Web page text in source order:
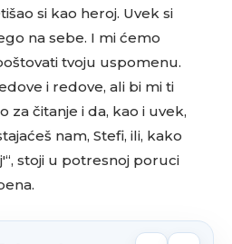
si kao heroj. Uvek si
na sebe. I mi ćemo
tvoju uspomenu.
i redove, ali bi mi ti
čitanje i da, kao i uvek,
nam, Stefi, ili, kako
stoji u potresnoj poruci